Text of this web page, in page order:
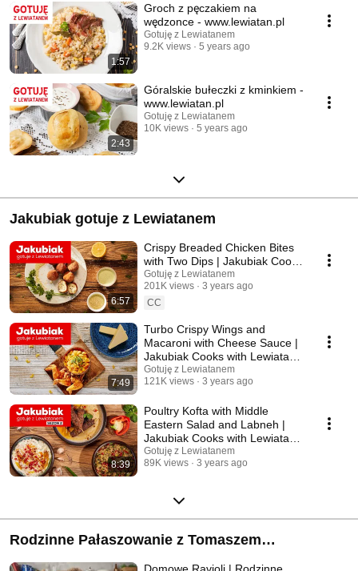
1:57
Groch z pęczakiem na
wędzonce - www.lewiatan.pl
Gotuję z Lewiatanem
9.2K views
5 years ago
2:43
Góralskie bułeczki z kminkiem -
www.lewiatan.pl
Gotuję z Lewiatanem
10K views
5 years ago
Jakubiak gotuje z Lewiatanem
6:57
Crispy Breaded Chicken Bites
with Two Dips | Jakubiak Cooks
with Lewiatan Ep. 4
Gotuję z Lewiatanem
201K views
3 years ago
CC
7:49
Turbo Crispy Wings and
Macaroni with Cheese Sauce |
Jakubiak Cooks with Lewiatan
Ep. 14
Gotuję z Lewiatanem
121K views
3 years ago
8:39
Poultry Kofta with Middle
Eastern Salad and Labneh |
Jakubiak Cooks with Lewiatan
Ep. 10
Gotuję z Lewiatanem
89K views
3 years ago
Rodzinne Pałaszowanie z Tomaszem
Jakubiakiem
Domowe Ravioli | Rodzinne